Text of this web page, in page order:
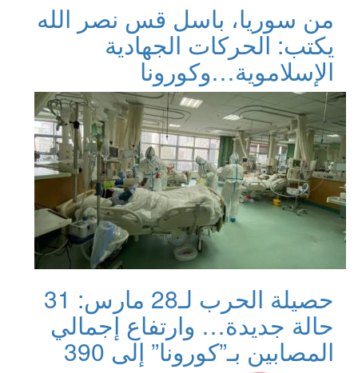
من سوريا، باسل قس نصر الله
يكتب: الحركات الجهادية
الإسلاموية…وكورونا
حصيلة الحرب لـ28 مارس: 31
حالة جديدة… وارتفاع إجمالي
المصابين بـ”كورونا” إلى 390